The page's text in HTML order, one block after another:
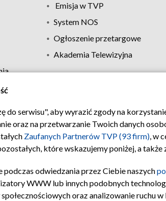
Emisja w TVP
System NOS
Ogłoszenie przetargowe
Akademia Telewizyjna
Regulamin TVP Polityka
do serwisu", aby wyrazić zgody na
oraz na przetwarzanie Twoich danych
Zaufanych Partnerów TVP (93 firm), w
które wskazujemy poniżej, a
podczas odwiedzania przez Ciebie naszych
WWW lub innych podobnych
oraz analizowanie ruchu w